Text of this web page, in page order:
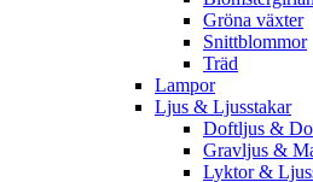
Gröna växter
Snittblommor
Träd
Lampor
Ljus & Ljusstakar
Doftljus &
Gravljus &
Lyktor &